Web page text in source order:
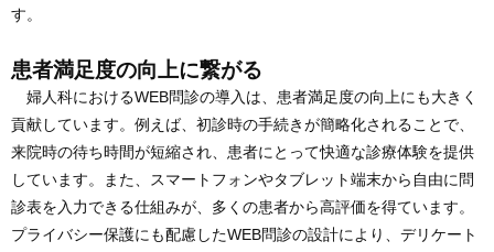
す。
患者満足度の向上に繋がる
婦人科におけるWEB問診の導入は、患者満足度の向上にも大きく
貢献しています。例えば、初診時の手続きが簡略化されることで、
来院時の待ち時間が短縮され、患者にとって快適な診療体験を提供
しています。また、スマートフォンやタブレット端末から自由に問
診表を入力できる仕組みが、多くの患者から高評価を得ています。
プライバシー保護にも配慮したWEB問診の設計により、デリケート